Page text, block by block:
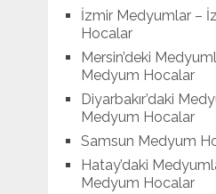
İzmir Medyumlar –
Hocalar
Mersin’deki
Medyum Hocalar
Diyarbakır’daki
Medyum Hocalar
Samsun Medyum
Hatay’daki
Medyum Hocalar